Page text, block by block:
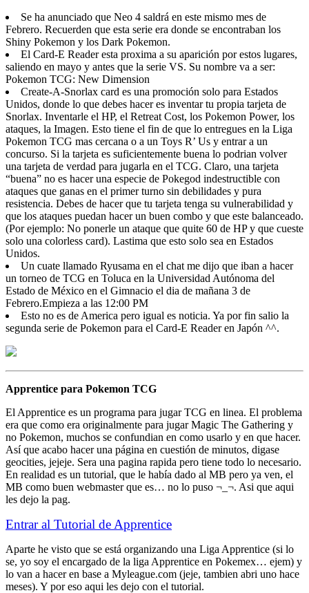
Se ha anunciado que Neo 4 saldrá en este mismo mes de
Febrero. Recuerden que esta serie era donde se encontraban los
Shiny Pokemon y los Dark Pokemon.
El Card-E Reader esta proxima a su aparición por estos lugares,
saliendo en mayo y antes que la serie VS. Su nombre va a ser:
Pokemon TCG: New Dimension
Create-A-Snorlax card es una promoción solo para Estados
Unidos, donde lo que debes hacer es inventar tu propia tarjeta de
Snorlax. Inventarle el HP, el Retreat Cost, los Pokemon Power, los
ataques, la Imagen. Esto tiene el fin de que lo entregues en la Liga
Pokemon TCG mas cercana o a un Toys R’ Us y entrar a un
concurso. Si la tarjeta es suficientemente buena lo podrian volver
una tarjeta de verdad para jugarla en el TCG. Claro, una tarjeta
“buena” no es hacer una especie de Pokegod indestructible con
ataques que ganas en el primer turno sin debilidades y pura
resistencia. Debes de hacer que tu tarjeta tenga su vulnerabilidad y
que los ataques puedan hacer un buen combo y que este balanceado.
(Por ejemplo: No ponerle un ataque que quite 60 de HP y que cueste
solo una colorless card). Lastima que esto solo sea en Estados
Unidos.
Un cuate llamado Ryusama en el chat me dijo que iban a hacer
un torneo de TCG en Toluca en la Universidad Autónoma del
Estado de México en el Gimnacio el dia de mañana 3 de
Febrero.Empieza a las 12:00 PM
Esto no es de America pero igual es noticia. Ya por fin salio la
segunda serie de Pokemon para el Card-E Reader en Japón ^^.
Apprentice para Pokemon TCG
El Apprentice es un programa para jugar TCG en linea. El problema
era que como era originalmente para jugar Magic The Gathering y
no Pokemon, muchos se confundian en como usarlo y en que hacer.
Así que acabo hacer una página en cuestión de minutos, digase
geocities, jejeje. Sera una pagina rapida pero tiene todo lo necesario.
En realidad es un tutorial, que le había dado al MB pero ya ven, el
MB como buen webmaster que es… no lo puso ¬_¬. Asi que aqui
les dejo la pag.
Entrar al Tutorial de Apprentice
Aparte he visto que se está organizando una Liga Apprentice (si lo
se, yo soy el encargado de la liga Apprentice en Pokemex… ejem) y
lo van a hacer en base a Myleague.com (jeje, tambien abri uno hace
meses). Y por eso aqui les dejo con el tutorial.